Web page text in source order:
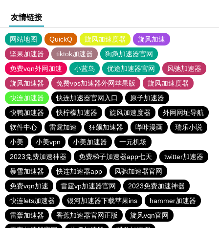
友情链接
网站地图 QuickQ 旋风加速度器
旋风加速
坚果加速器
tiktok加速器
狗急加速器官网
免费vqn外网加速
小蓝鸟 优途加速器官网
风驰加速器
旋风加速器
免费vps加速器外网苹果版
旋风加速度器
快连加速器
快连加速器官网入口
原子加速器
快鸭加速器
快柠檬加速器 旋风加速度器
外网网址导航
软件中心
雷霆加速 狂飙加速器 哔咔漫画
瑞乐小说
小美
小美vpn 小美加速器
一元机场
2023免费加速神器
免费梯子加速器app七天
twitter加速器
暴雪加速器
快连加速器app
风驰加速器官网
免费vqn加速
雷霆vp加速器官网
2023免费加速神器
快连lets加速器
银河加速器下载苹果ins
hammer加速器
雷轰加速器
香蕉加速器官网正版
旋风vqn官网